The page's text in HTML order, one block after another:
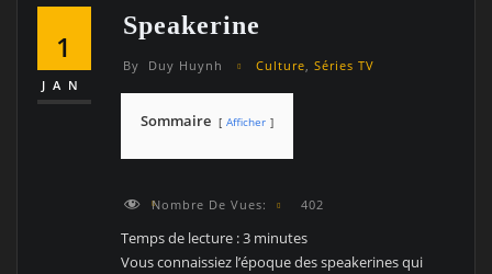
1
JAN
Speakerine
By Duy Huynh Culture, Séries TV
Sommaire Afficher
Nombre De Vues: 402
Temps de lecture :3 minutes
Vous connaissiez l’époque des speakerines qui